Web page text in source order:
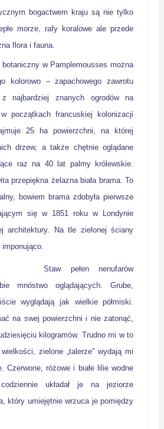
bogactwem kraju są nie tylko
morze, rafy koralowe ale przede
flora i fauna.
botaniczny w Pamplemousses można
kolorowo – zapachowego zawrotu
najbardziej znanych ogrodów na
początkach francuskiej kolonizacji
25 ha powierzchni, na której
drzew, a także chętnie oglądane
raz na 40 lat palmy królewskie.
przepiękna żelazna biała brama. To
bowiem brama zdobyła pierwsze
się w 1851 roku w Londynie
architektury. Na tle zielonej ściany
Staw pełen nenufarów
mnóstwo oglądających. Grube,
wyglądają jak wielkie półmiski.
na swej powierzchni i nie zatonąć,
kilogramów. Trudno mi w to
zielone „talerze” wydają mi
Czerwone, różowe i białe lilie wodne
układał je na jeziorze
który umiejętnie wrzuca je pomiędzy